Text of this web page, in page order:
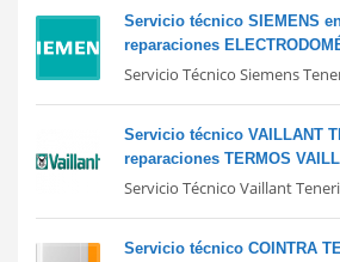
Servicio técnico SIEMENS
reparaciones
Servicio Técnico Siemens
Servicio técnico VAILLANT
reparaciones TERMOS
Servicio Técnico Vaillant
Servicio técnico COINTRA